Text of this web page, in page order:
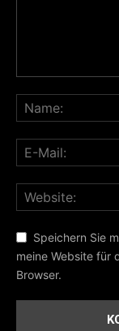
Speichern Sie
meine Website für
Browser.